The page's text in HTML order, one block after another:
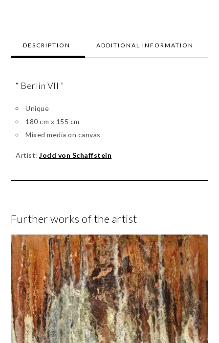
DESCRIPTION ADDITIONAL INFORMATION
“ Berlin VII ”
Unique
180 cm x 155 cm
Mixed media on canvas
Artist:Jodd von Schaffstein
Further works of the artist